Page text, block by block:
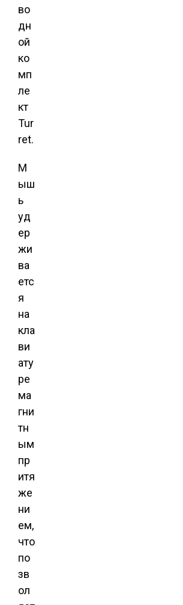
во
дн
ой
ко
мп
ле
кт
Tur
ret.
М
ыш
ь
уд
ер
жи
ва
етс
я
на
кла
ви
ату
ре
ма
гни
тн
ым
пр
итя
же
ни
ем,
что
по
зв
ол